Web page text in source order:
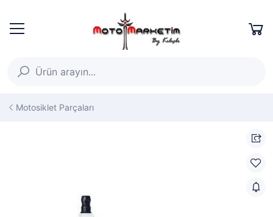
Motosiklet Parçaları